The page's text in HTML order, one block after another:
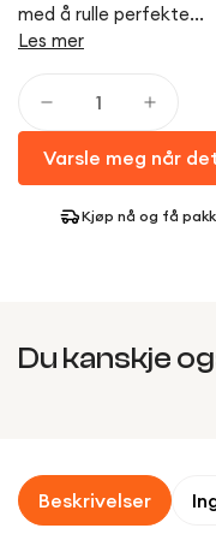
med å rulle perfekte...
Les mer
Varsle meg når
Kjøp nå og få
Du kanskje
Beskrivelser